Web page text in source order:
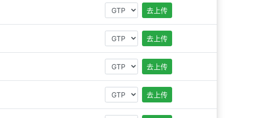
去上传
去上传
去上传
去上传